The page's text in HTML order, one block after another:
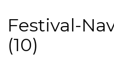
Festival-
(10)